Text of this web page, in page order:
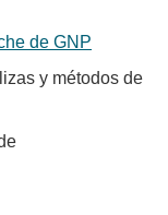
de GNP
y métodos de